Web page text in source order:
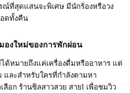
ที่สุดแสนจะพิเศษ มีนักร้องหรือวง
ดทั้งคืน
องใหม่ของการพักผ่อน
ด้หมายถึงแค่เครื่องดื่มหรืออาหาร แต่
และสำหรับใครที่กำลังตามหา
อก ร้านชิลสาวสวย สาย1 เพื่อชมวิว